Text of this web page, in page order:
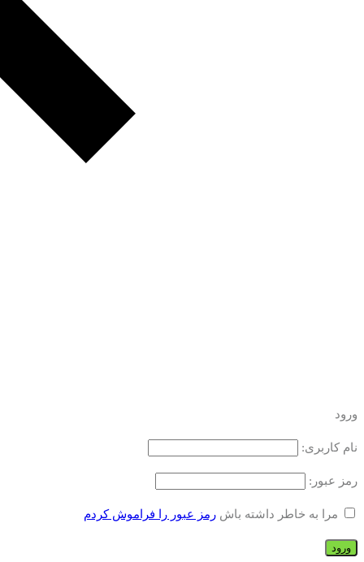
ورود
نام کاربری:
رمز عبور:
مرا به خاطر داشته باش رمز عبور را فراموش کردم